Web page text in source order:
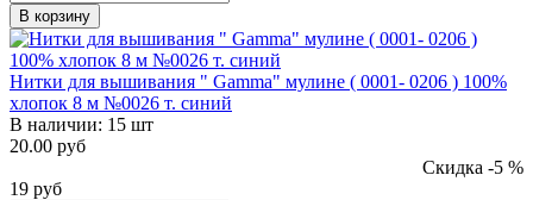
В корзину
Нитки для вышивания " Gamma" мулине ( 0001- 0206 ) 100%
хлопок 8 м №0026 т. синий
В наличии: 15 шт
20.00 руб
Скидка -5 %
19 руб